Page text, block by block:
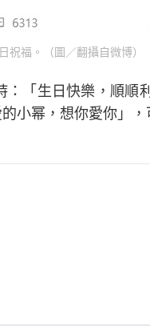
祝福。（圖／翻攝自微博）
「生日快樂，順順
小幂，想你愛你」，